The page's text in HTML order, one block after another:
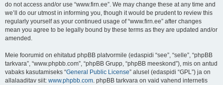
do not access and/or use “www.firn.ee”. We may change these at any time and
we’ll do our utmost in informing you, though it would be prudent to review this
regularly yourself as your continued usage of “www.firn.ee” after changes
mean you agree to be legally bound by these terms as they are updated and/or
amended.
Meie foorumid on ehitatud phpBB platvormile (edaspidi “see”, “selle”, “phpBB
tarkvara”, “www.phpbb.com”, “phpBB Grupp, “phpBB meeskond”), mis on antud
vabaks kasutamiseks “General Public License” alusel (edaspidi “GPL”) ja on
allalaaditav siit: www.phpbb.com. phpBB tarkvara on vaid vahend internetis